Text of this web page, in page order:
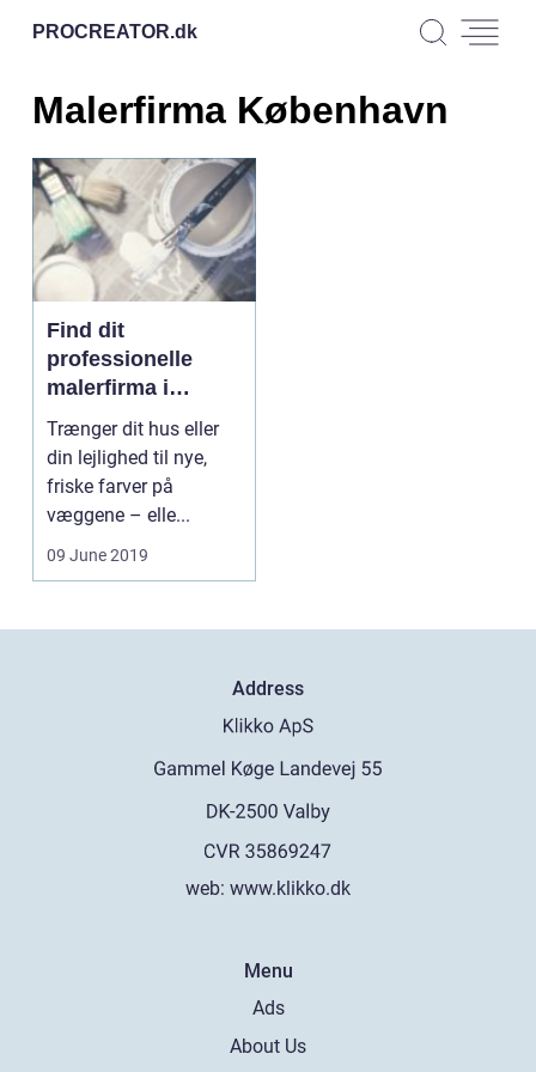
PROCREATOR.dk
Malerfirma København
Find dit
professionelle
malerfirma i
København online
Trænger dit hus eller
din lejlighed til nye,
friske farver på
væggene – elle...
09 June 2019
Address
web: www.klikko.dk
Menu
Ads
About Us